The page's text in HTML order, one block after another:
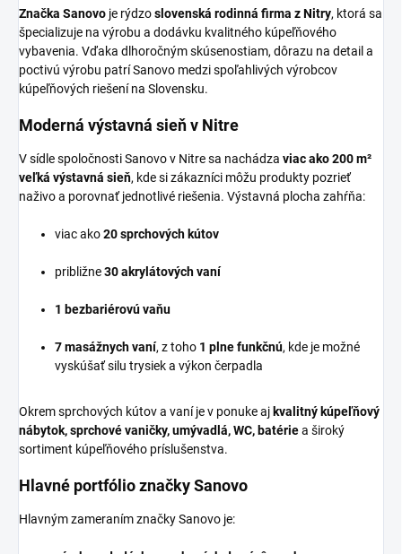
Značka Sanovo je rýdzoslovenská rodinná firma z Nitry, ktorá sa
špecializuje na výrobu a dodávku kvalitného kúpeľňového
vybavenia. Vďaka dlhoročným skúsenostiam, dôrazu na detail a
poctivú výrobu patrí Sanovo medzi spoľahlivých výrobcov
kúpeľňových riešení na Slovensku.
Moderná výstavná sieň v Nitre
V sídle spoločnosti Sanovo v Nitre sa nachádza viac ako 200 m²
veľká výstavná sieň, kde si zákazníci môžu produkty pozrieť
naživo a porovnať jednotlivé riešenia. Výstavná plocha zahŕňa:
viac ako20 sprchových kútov
približne30 akrylátových vaní
1 bezbariérovú vaňu
7 masážnych vaní, z toho 1 plne funkčnú, kde je možné
vyskúšať silu trysiek a výkon čerpadla
Okrem sprchových kútov a vaní je v ponuke aj kvalitný kúpeľňový
nábytok, sprchové vaničky, umývadlá, WC, batériea široký
sortiment kúpeľňového príslušenstva.
Hlavné portfólio značky Sanovo
Hlavným zameraním značky Sanovo je: